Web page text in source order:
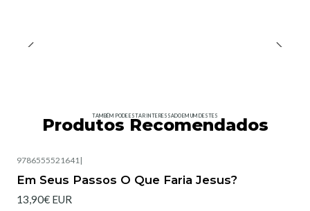
TAMBÉM PODE ESTAR INTERESSADO EM UM DESTES
Produtos Recomendados
9786555521641|
Em Seus Passos O Que Faria Jesus?
13,90€ EUR